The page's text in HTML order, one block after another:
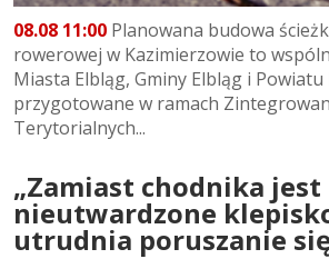
08.08 11:00 Planowana budowa
rowerowej w Kazimierzowie to
Miasta Elbląg, Gminy Elbląg i
przygotowane w ramach
Terytorialnych...
„Zamiast chodnika jest
nieutwardzone
utrudnia poruszanie